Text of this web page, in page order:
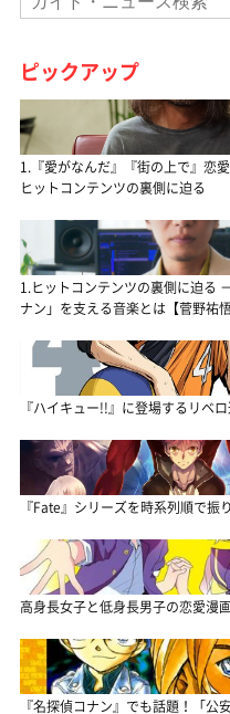
ピックアップ
1.『愛がなんだ』『街の上で』恋
ヒットコンテンツの裏側に迫る
1.ヒットコンテンツの裏側に迫る
ナン」を支える音楽とは【菅野祐悟
『ハイキュー!!』に登場するリベ
『Fate』シリーズを時系列順で振
高身長女子と低身長男子の恋愛漫
『名探偵コナン』でも話題！「公